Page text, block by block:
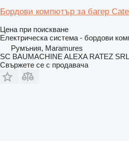
Бордови компютър за багер
Цена при поискване
Електрическа система - бордови
Румъния, Maramures
SC BAUMACHINE ALEXA RATEZ SRL
Свържете се с продавача